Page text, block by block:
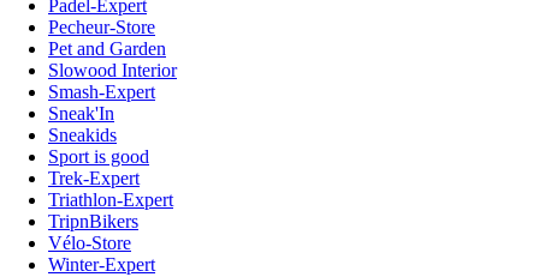
Padel-Expert
Pecheur-Store
Pet and Garden
Slowood Interior
Smash-Expert
Sneak'In
Sneakids
Sport is good
Trek-Expert
Triathlon-Expert
TripnBikers
Vélo-Store
Winter-Expert